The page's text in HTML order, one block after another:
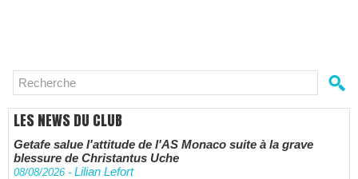
LES NEWS DU CLUB
Getafe salue l'attitude de l'AS Monaco suite à la grave
blessure de Christantus Uche
08/08/2026 - Lilian Lefort